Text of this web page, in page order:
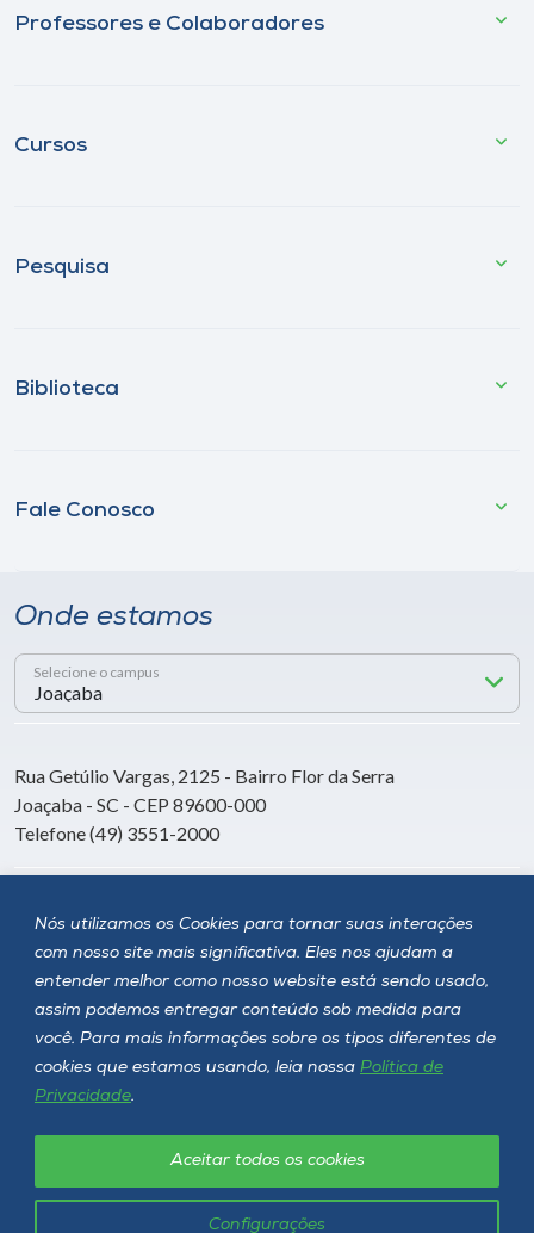
Nós utilizamos os Cookies para tornar suas interações
com nosso site mais significativa. Eles nos ajudam a
entender melhor como nosso website está sendo usado,
assim podemos entregar conteúdo sob medida para
você. Para mais informações sobre os tipos diferentes de
cookies que estamos usando, leia nossa Política de
Privacidade.
Configurações
Aceitar todos os cookies
Professores e Colaboradores
Cursos
Pesquisa
Biblioteca
Fale Conosco
Onde estamos
Selecione o campus
Rua Getúlio Vargas, 2125 - Bairro Flor da Serra
Joaçaba - SC - CEP 89600-000
Telefone (49) 3551-2000
Siga a Unoesc
Unoesc © 2026 - Todos os direitos reservados
Política de privacidade LGPD